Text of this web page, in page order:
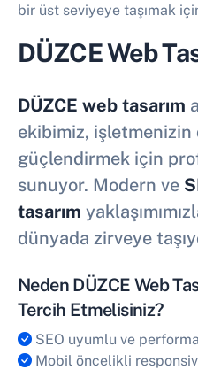
bir üst seviyeye taşımak
DÜZCE Web
DÜZCE web tasarım
ekibimiz, işletmenizin
güçlendirmek için
sunuyor. Modern ve
tasarım
dünyada zirveye
Neden DÜZCE Web
Tercih Etmelisiniz?
SEO uyumlu ve
Mobil öncelikli